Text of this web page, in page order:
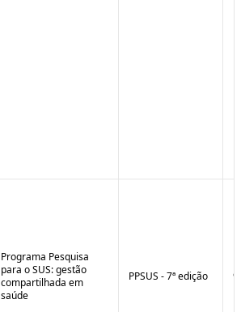
Programa Pesquisa
para o SUS: gestão
compartilhada em
saúde
PPSUS - 7ª edição